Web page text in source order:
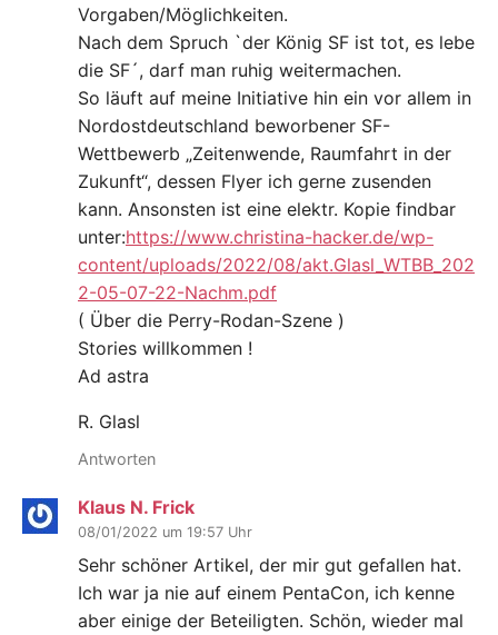
Vorgaben/Möglichkeiten.
Nach dem Spruch `der König SF ist tot, es lebe
die SF´, darf man ruhig weitermachen.
So läuft auf meine Initiative hin ein vor allem in
Nordostdeutschland beworbener SF-
Wettbewerb „Zeitenwende, Raumfahrt in der
Zukunft“, dessen Flyer ich gerne zusenden
kann. Ansonsten ist eine elektr. Kopie findbar
unter:https://www.christina-hacker.de/wp-
content/uploads/2022/08/akt.Glasl_WTBB_202
2-05-07-22-Nachm.pdf
( Über die Perry-Rodan-Szene )
Stories willkommen !
Ad astra
R. Glasl
Antworten
Klaus N. Frick
08/01/2022 um 19:57 Uhr
Sehr schöner Artikel, der mir gut gefallen hat.
Ich war ja nie auf einem PentaCon, ich kenne
aber einige der Beteiligten. Schön, wieder mal